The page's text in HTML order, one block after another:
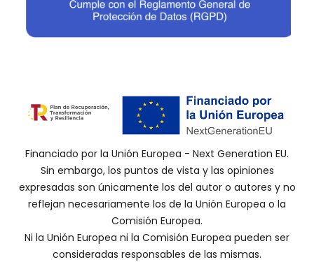
Financiado por la Unión Europea - Next Generation EU.
Sin embargo, los puntos de vista y las opiniones
expresadas son únicamente los del autor o autores y no
reflejan necesariamente los de la Unión Europea o la
Comisión Europea.
Ni la Unión Europea ni la Comisión Europea pueden ser
consideradas responsables de las mismas.